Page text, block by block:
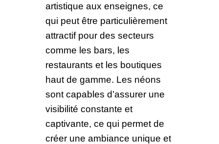
artistique aux enseignes, ce
qui peut être particulièrement
attractif pour des secteurs
comme les bars, les
restaurants et les boutiques
haut de gamme. Les néons
sont capables d’assurer une
visibilité constante et
captivante, ce qui permet de
créer une ambiance unique et